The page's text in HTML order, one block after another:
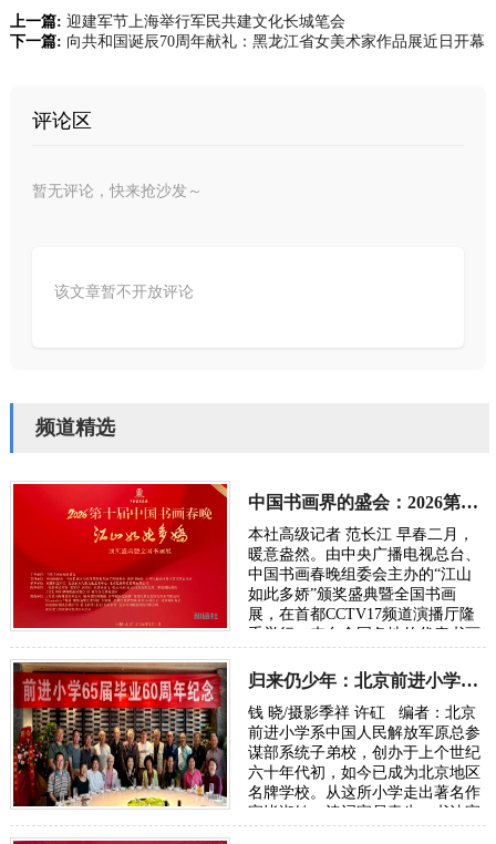
上一篇: 迎建军节上海举行军民共建文化长城笔会
下一篇: 向共和国诞辰70周年献礼：黑龙江省女美术家作品展近日开幕
评论区
暂无评论，快来抢沙发～
该文章暂不开放评论
频道精选
中国书画界的盛会：2026第十届中国书画春晚速写
本社高级记者 范长江 早春二月，
暖意盎然。由中央广播电视总台、
中国书画春晚组委会主办的“江山
如此多娇”颁奖盛典暨全国书画
展，在首都CCTV17频道演播厅隆
重举行。来自全国各地的代表书画
家，艺术界名人共赴这场中国书画
界的盛会。 全…
归来仍少年：北京前进小学“六-五”届60周年纪念
钱 晓/摄影季祥 许矼 编者：北京
前进小学系中国人民解放军原总参
谋部系统子弟校，创办于上个世纪
六十年代初，如今已成为北京地区
名牌学校。从这所小学走出著名作
家毕淑敏、诗词家易青生、书法家
邓春来、民营企业家许矼、新闻